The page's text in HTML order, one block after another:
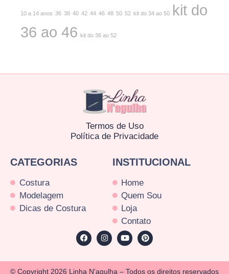
10 a 14 anos 36 38 40 42 44 46 48 50 52 kit do 34 ao 50 kit do
36 ao 46 kit do 36 ao 52
Termos de Uso
Política de Privacidade
CATEGORIAS
Costura
Modelagem
Dicas de Costura
INSTITUCIONAL
Home
Quem Sou
Loja
Contato
© Copyright 2026 Linha N'agulha – Todos os direitos reservados